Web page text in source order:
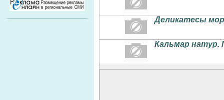
Деликатесы
Кальмар натур.